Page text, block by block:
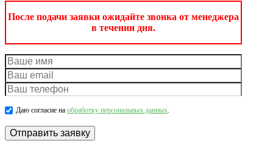
После подачи заявки ожидайте звонка от менеджера
в течении дня.
Даю согласие на обработку персональных данных.